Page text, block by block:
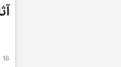
16 فوریه 2016, 23:45